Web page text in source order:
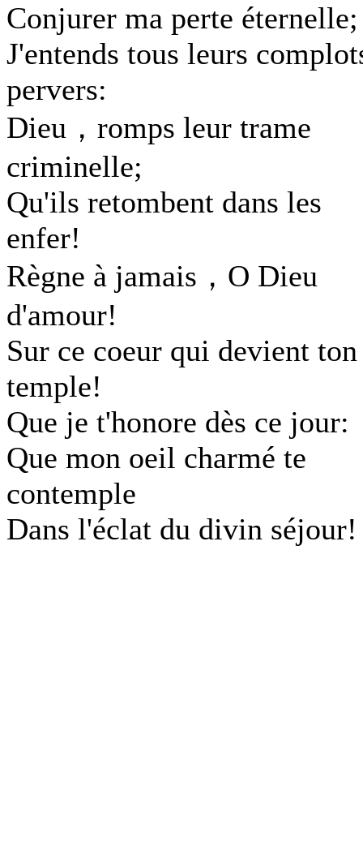
Conjurer ma perte éternelle;
J'entends tous leurs
pervers:
Dieu，romps leur trame
criminelle;
Qu'ils retombent dans les
enfer!
Règne à jamais，O Dieu
d'amour!
Sur ce coeur qui devient ton
temple!
Que je t'honore dès ce jour:
Que mon oeil charmé te
contemple
Dans l'éclat du divin séjour!